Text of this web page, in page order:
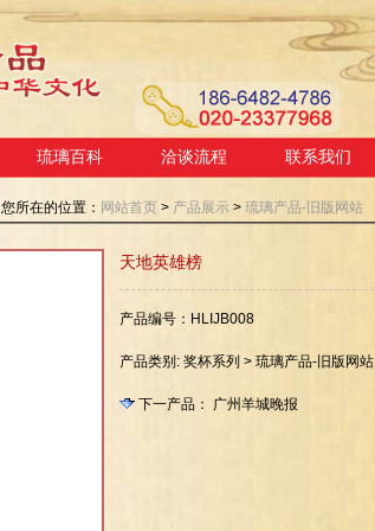
琉璃百科 洽谈流程 联系我们
您所在的位置： 网站首页 > 产品展示 > 琉璃产品-旧版网站
天地英雄榜
产品编号：HLIJB008
产品类别:奖杯系列 >琉璃产品-旧版网站
下一产品： 广州羊城晚报